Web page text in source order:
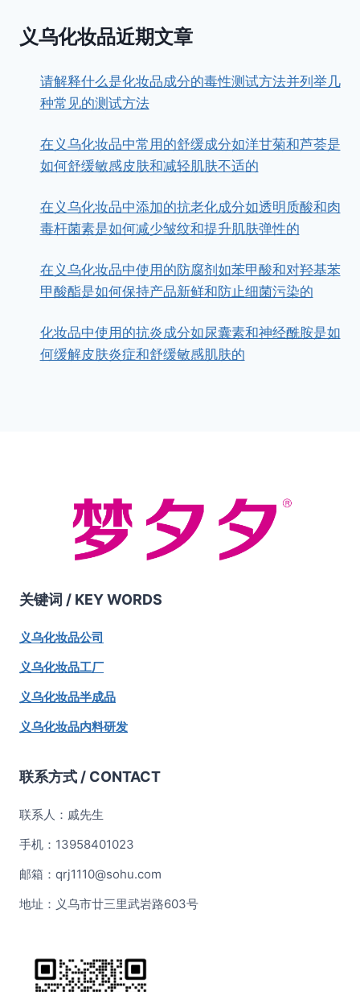
义乌化妆品近期文章
请解释什么是化妆品成分的毒性测试方法并列举几
种常见的测试方法
在义乌化妆品中常用的舒缓成分如洋甘菊和芦荟是
如何舒缓敏感皮肤和减轻肌肤不适的
在义乌化妆品中添加的抗老化成分如透明质酸和肉
毒杆菌素是如何减少皱纹和提升肌肤弹性的
在义乌化妆品中使用的防腐剂如苯甲酸和对羟基苯
甲酸酯是如何保持产品新鲜和防止细菌污染的
化妆品中使用的抗炎成分如尿囊素和神经酰胺是如
何缓解皮肤炎症和舒缓敏感肌肤的
关键词 / KEY WORDS
义乌化妆品公司
义乌化妆品工厂
义乌化妆品半成品
义乌化妆品内料研发
联系方式 / CONTACT
联系人：戚先生
手机：13958401023
邮箱：qrj1110@sohu.com
地址：义乌市廿三里武岩路603号